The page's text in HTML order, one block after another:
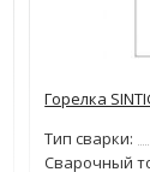
Горелка
Тип сварки:
Сварочный